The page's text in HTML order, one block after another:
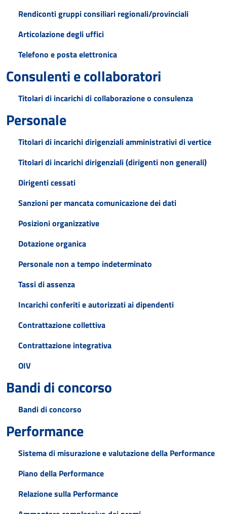
Rendiconti gruppi consiliari regionali/provinciali
Articolazione degli uffici
Telefono e posta elettronica
Consulenti e collaboratori
Titolari di incarichi di collaborazione o consulenza
Personale
Titolari di incarichi dirigenziali amministrativi di vertice
Titolari di incarichi dirigenziali (dirigenti non generali)
Dirigenti cessati
Sanzioni per mancata comunicazione dei dati
Posizioni organizzative
Dotazione organica
Personale non a tempo indeterminato
Tassi di assenza
Incarichi conferiti e autorizzati ai dipendenti
Contrattazione collettiva
Contrattazione integrativa
OIV
Bandi di concorso
Bandi di concorso
Performance
Sistema di misurazione e valutazione della Performance
Piano della Performance
Relazione sulla Performance